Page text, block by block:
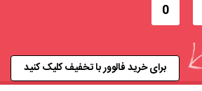
0
برای خرید فالوور با تخفیف کلیک کنید